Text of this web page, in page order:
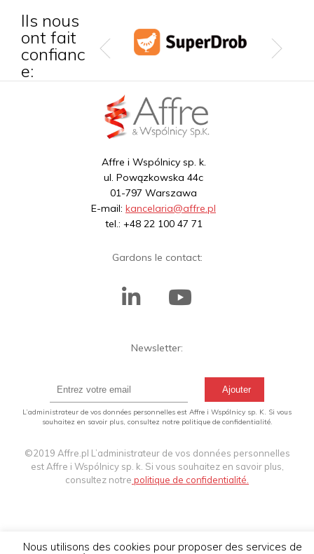
Ils nous
ont fait
confianc
e:
Affre i Wspólnicy sp. k.
ul. Powązkowska 44c
01-797 Warszawa
E-mail: kancelaria@affre.pl
tel.: +48 22 100 47 71
Gardons le contact:
Newsletter:
L’administrateur de vos données personnelles est Affre i Wspólnicy sp. K. Si vous
souhaitez en savoir plus, consultez notre politique de confidentialité.
©2019 Affre.pl L’administrateur de vos données personnelles
est Affre i Wspólnicy sp. k. Si vous souhaitez en savoir plus,
consultez notre politique de confidentialité.
Nous utilisons des cookies pour proposer des services de